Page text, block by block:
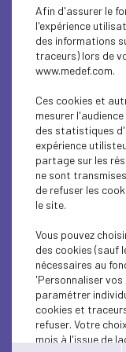
CSR
SOCIAL
BUSINESS LAW
CSR
ECONOMY
ECONOMY
SUSTAINABLE
CSR
CSR
CSR
CSR
Afin d'assurer le
l'expérience
des informations
traceurs) lors de
www.medef.com.
Ces cookies et
mesurer
des statistiques
expérience
partage sur les
ne sont
de refuser les
le site.
Vous pouvez
des cookies (sauf
nécessaires au
'Personnaliser
paramétrer
cookies et
refuser. Votre
mois à l'issue de